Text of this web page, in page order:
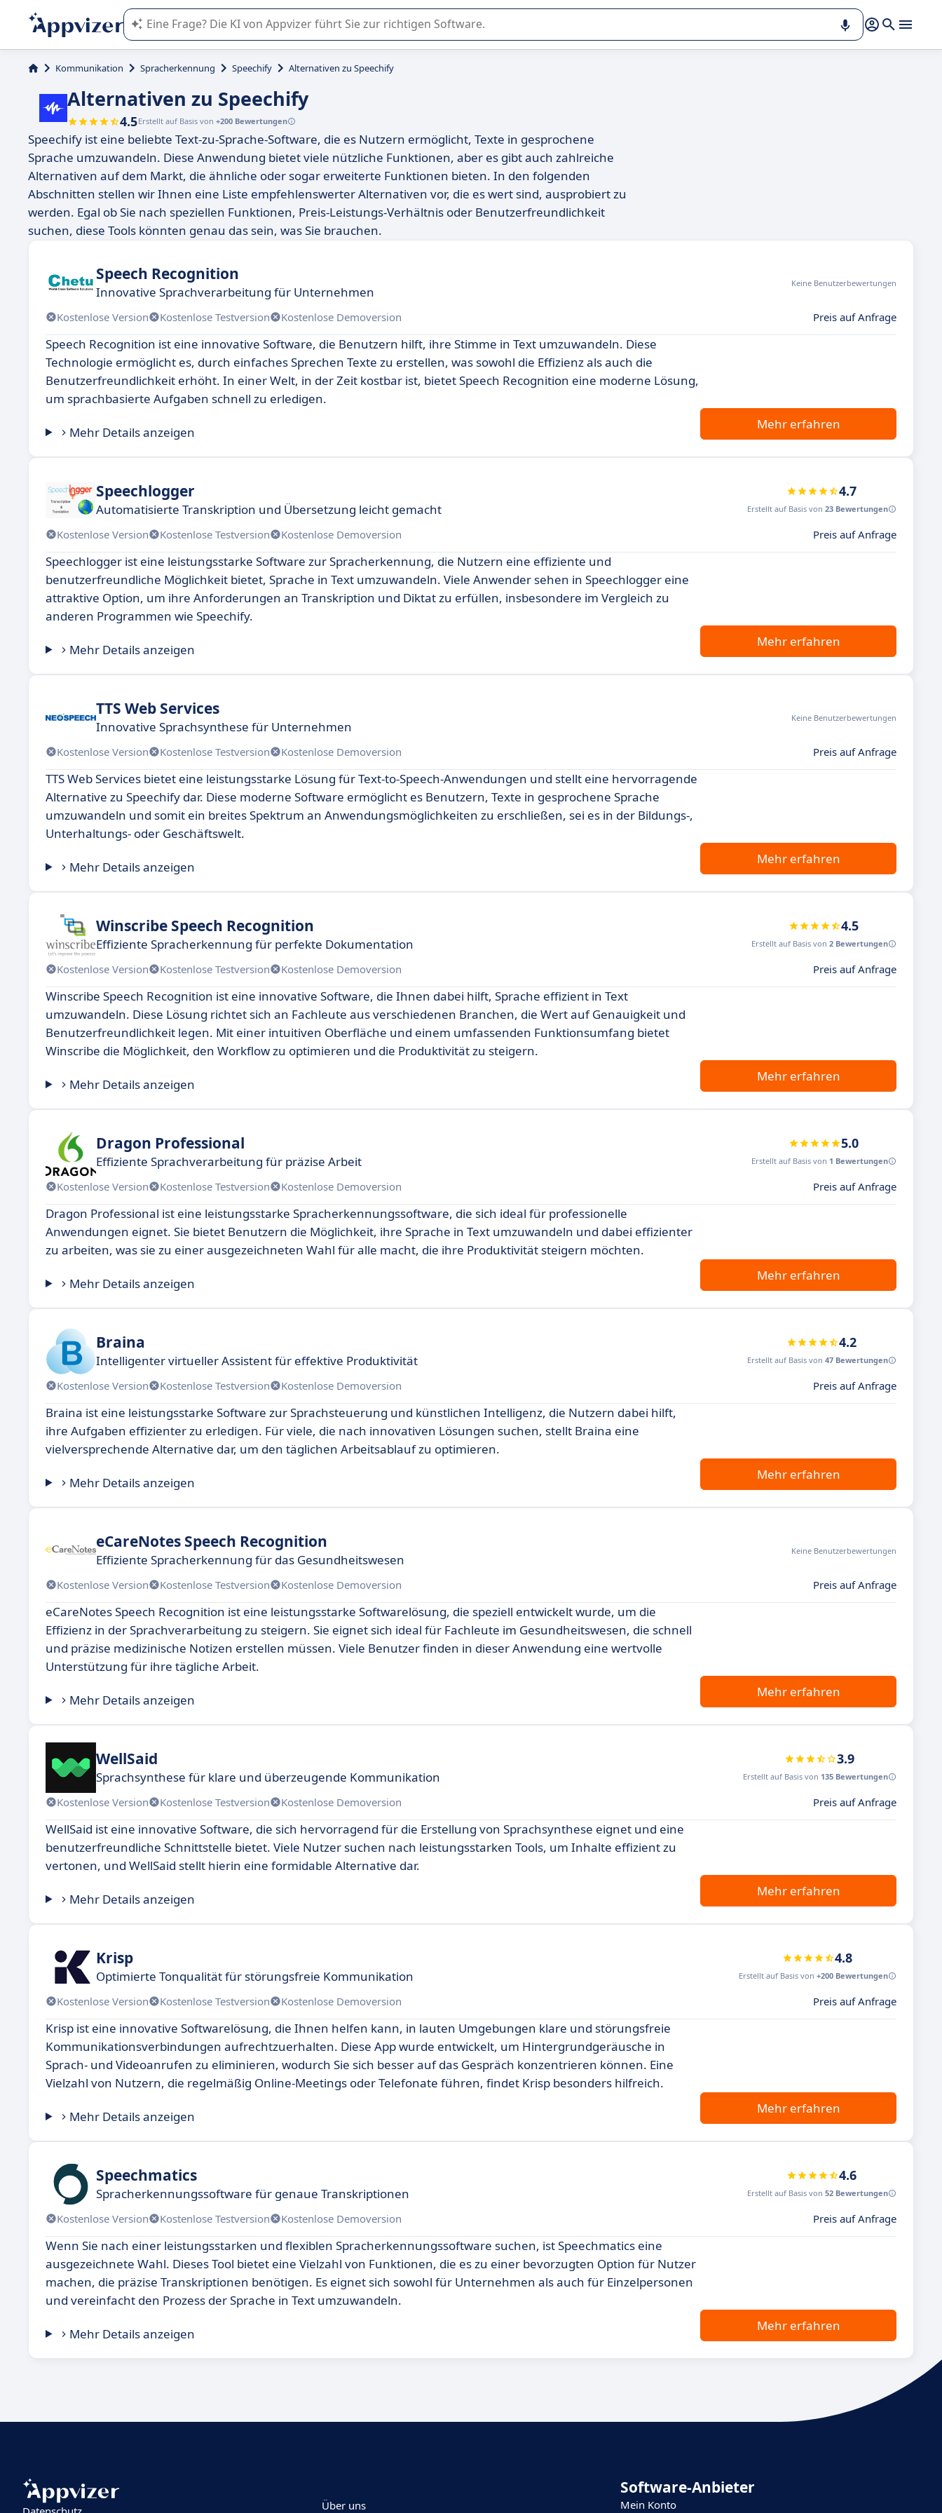
Die KI von Appvizer führt Sie bei der Nutzung oder Auswahl von SaaS-Software in Unternehmen.
Kommunikation Spracherkennung Speechify Alternativen zu Speechify
Alternativen zu Speechify
4.5Erstellt auf Basis von +200 Bewertungen
Speechify ist eine beliebte Text-zu-Sprache-Software, die es Nutzern ermöglicht, Texte in gesprochene
Sprache umzuwandeln. Diese Anwendung bietet viele nützliche Funktionen, aber es gibt auch zahlreiche
Alternativen auf dem Markt, die ähnliche oder sogar erweiterte Funktionen bieten. In den folgenden
Abschnitten stellen wir Ihnen eine Liste empfehlenswerter Alternativen vor, die es wert sind, ausprobiert zu
werden. Egal ob Sie nach speziellen Funktionen, Preis-Leistungs-Verhältnis oder Benutzerfreundlichkeit
suchen, diese Tools könnten genau das sein, was Sie brauchen.
Speech Recognition
Innovative Sprachverarbeitung für Unternehmen
Keine Benutzerbewertungen
Kostenlose Version Kostenlose Testversion Kostenlose Demoversion Preis auf Anfrage
Speech Recognition ist eine innovative Software, die Benutzern hilft, ihre Stimme in Text umzuwandeln. Diese
Technologie ermöglicht es, durch einfaches Sprechen Texte zu erstellen, was sowohl die Effizienz als auch die
Benutzerfreundlichkeit erhöht. In einer Welt, in der Zeit kostbar ist, bietet Speech Recognition eine moderne Lösung,
um sprachbasierte Aufgaben schnell zu erledigen.
Mehr Details anzeigen
Mehr erfahren
Speechlogger
Automatisierte Transkription und Übersetzung leicht gemacht
4.7
Erstellt auf Basis von 23 Bewertungen
Kostenlose Version Kostenlose Testversion Kostenlose Demoversion Preis auf Anfrage
Speechlogger ist eine leistungsstarke Software zur Spracherkennung, die Nutzern eine effiziente und
benutzerfreundliche Möglichkeit bietet, Sprache in Text umzuwandeln. Viele Anwender sehen in Speechlogger eine
attraktive Option, um ihre Anforderungen an Transkription und Diktat zu erfüllen, insbesondere im Vergleich zu
anderen Programmen wie Speechify.
Mehr Details anzeigen
Mehr erfahren
TTS Web Services
Innovative Sprachsynthese für Unternehmen
Keine Benutzerbewertungen
Kostenlose Version Kostenlose Testversion Kostenlose Demoversion Preis auf Anfrage
TTS Web Services bietet eine leistungsstarke Lösung für Text-to-Speech-Anwendungen und stellt eine hervorragende
Alternative zu Speechify dar. Diese moderne Software ermöglicht es Benutzern, Texte in gesprochene Sprache
umzuwandeln und somit ein breites Spektrum an Anwendungsmöglichkeiten zu erschließen, sei es in der Bildungs-,
Unterhaltungs- oder Geschäftswelt.
Mehr Details anzeigen
Mehr erfahren
Winscribe Speech Recognition
Effiziente Spracherkennung für perfekte Dokumentation
4.5
Erstellt auf Basis von 2 Bewertungen
Kostenlose Version Kostenlose Testversion Kostenlose Demoversion Preis auf Anfrage
Winscribe Speech Recognition ist eine innovative Software, die Ihnen dabei hilft, Sprache effizient in Text
umzuwandeln. Diese Lösung richtet sich an Fachleute aus verschiedenen Branchen, die Wert auf Genauigkeit und
Benutzerfreundlichkeit legen. Mit einer intuitiven Oberfläche und einem umfassenden Funktionsumfang bietet
Winscribe die Möglichkeit, den Workflow zu optimieren und die Produktivität zu steigern.
Mehr Details anzeigen
Mehr erfahren
Dragon Professional
Effiziente Sprachverarbeitung für präzise Arbeit
5.0
Erstellt auf Basis von 1 Bewertungen
Kostenlose Version Kostenlose Testversion Kostenlose Demoversion Preis auf Anfrage
Dragon Professional ist eine leistungsstarke Spracherkennungssoftware, die sich ideal für professionelle
Anwendungen eignet. Sie bietet Benutzern die Möglichkeit, ihre Sprache in Text umzuwandeln und dabei effizienter
zu arbeiten, was sie zu einer ausgezeichneten Wahl für alle macht, die ihre Produktivität steigern möchten.
Mehr Details anzeigen
Mehr erfahren
Braina
Intelligenter virtueller Assistent für effektive Produktivität
4.2
Erstellt auf Basis von 47 Bewertungen
Kostenlose Version Kostenlose Testversion Kostenlose Demoversion Preis auf Anfrage
Braina ist eine leistungsstarke Software zur Sprachsteuerung und künstlichen Intelligenz, die Nutzern dabei hilft,
ihre Aufgaben effizienter zu erledigen. Für viele, die nach innovativen Lösungen suchen, stellt Braina eine
vielversprechende Alternative dar, um den täglichen Arbeitsablauf zu optimieren.
Mehr Details anzeigen
Mehr erfahren
eCareNotes Speech Recognition
Effiziente Spracherkennung für das Gesundheitswesen
Keine Benutzerbewertungen
Kostenlose Version Kostenlose Testversion Kostenlose Demoversion Preis auf Anfrage
eCareNotes Speech Recognition ist eine leistungsstarke Softwarelösung, die speziell entwickelt wurde, um die
Effizienz in der Sprachverarbeitung zu steigern. Sie eignet sich ideal für Fachleute im Gesundheitswesen, die schnell
und präzise medizinische Notizen erstellen müssen. Viele Benutzer finden in dieser Anwendung eine wertvolle
Unterstützung für ihre tägliche Arbeit.
Mehr Details anzeigen
Mehr erfahren
WellSaid
Sprachsynthese für klare und überzeugende Kommunikation
3.9
Erstellt auf Basis von 135 Bewertungen
Kostenlose Version Kostenlose Testversion Kostenlose Demoversion Preis auf Anfrage
WellSaid ist eine innovative Software, die sich hervorragend für die Erstellung von Sprachsynthese eignet und eine
benutzerfreundliche Schnittstelle bietet. Viele Nutzer suchen nach leistungsstarken Tools, um Inhalte effizient zu
vertonen, und WellSaid stellt hierin eine formidable Alternative dar.
Mehr Details anzeigen
Mehr erfahren
Krisp
Optimierte Tonqualität für störungsfreie Kommunikation
4.8
Erstellt auf Basis von +200 Bewertungen
Kostenlose Version Kostenlose Testversion Kostenlose Demoversion Preis auf Anfrage
Krisp ist eine innovative Softwarelösung, die Ihnen helfen kann, in lauten Umgebungen klare und störungsfreie
Kommunikationsverbindungen aufrechtzuerhalten. Diese App wurde entwickelt, um Hintergrundgeräusche in
Sprach- und Videoanrufen zu eliminieren, wodurch Sie sich besser auf das Gespräch konzentrieren können. Eine
Vielzahl von Nutzern, die regelmäßig Online-Meetings oder Telefonate führen, findet Krisp besonders hilfreich.
Mehr Details anzeigen
Mehr erfahren
Speechmatics
Spracherkennungssoftware für genaue Transkriptionen
4.6
Erstellt auf Basis von 52 Bewertungen
Kostenlose Version Kostenlose Testversion Kostenlose Demoversion Preis auf Anfrage
Wenn Sie nach einer leistungsstarken und flexiblen Spracherkennungssoftware suchen, ist Speechmatics eine
ausgezeichnete Wahl. Dieses Tool bietet eine Vielzahl von Funktionen, die es zu einer bevorzugten Option für Nutzer
machen, die präzise Transkriptionen benötigen. Es eignet sich sowohl für Unternehmen als auch für Einzelpersonen
und vereinfacht den Prozess der Sprache in Text umzuwandeln.
Mehr Details anzeigen
Mehr erfahren
Über uns
Software-Anbieter
Mein Konto